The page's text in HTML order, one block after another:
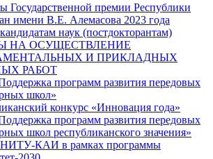
Государственной премии Республики
имени В.Е. Алемасова 2023 года
наук (постдокторантам)
НА ОСУЩЕСТВЛЕНИЕ
И ПРИКЛАДНЫХ
РАБОТ
программ развития передовых
школ»
конкурс «Инновация года»
программ развития передовых
школ республиканского значения»
КАИ в рамках программы